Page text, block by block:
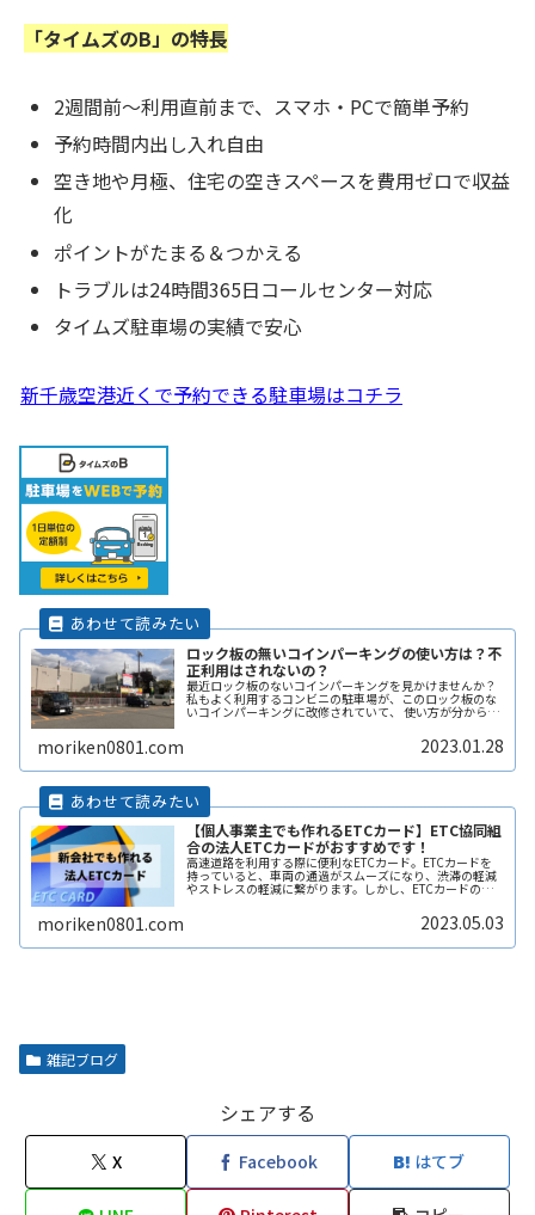
「タイムズのB」の特長
2週間前～利用直前まで、スマホ・PCで簡単予約
予約時間内出し入れ自由
空き地や月極、住宅の空きスペースを費用ゼロで収益
化
ポイントがたまる＆つかえる
トラブルは24時間365日コールセンター対応
タイムズ駐車場の実績で安心
新千歳空港近くで予約できる駐車場はコチラ
ロック板の無いコインパーキングの使い方は？不
正利用はされないの？
最近ロック板のないコインパーキングを見かけませんか？
私もよく利用するコンビニの駐車場が、このロック板のな
いコインパーキングに改修されていて、 使い方が分からず
ク板のないコインパーキングの使い方や、ロック板がない
と不正に使われないの？などその辺りも含めて解説しま
moriken0801.com 2023.01.28
【個人事業主でも作れるETCカード】ETC協同組
合の法人ETCカードがおすすめです！
高速道路を利用する際に便利なETCカード。ETCカードを
持っていると、車両の通過がスムーズになり、渋滞の軽減
やストレスの軽減に繋がります。しかし、ETCカードの種
moriken0801.com 2023.05.03
雑記ブログ
シェアする
X Facebook はてブ